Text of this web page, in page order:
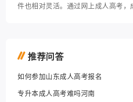
件也相对灵活。通过网上成人高考，
推荐问答
如何参加山东成人高考报名
专升本成人高考难吗河南